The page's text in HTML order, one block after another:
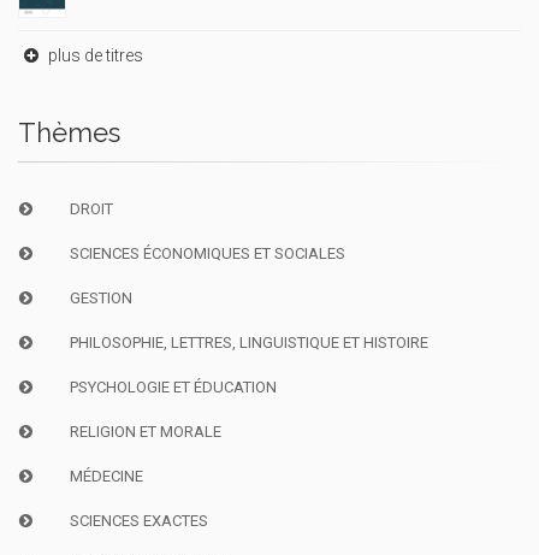
plus de titres
Thèmes
DROIT
SCIENCES ÉCONOMIQUES ET SOCIALES
GESTION
PHILOSOPHIE, LETTRES, LINGUISTIQUE ET HISTOIRE
PSYCHOLOGIE ET ÉDUCATION
RELIGION ET MORALE
MÉDECINE
SCIENCES EXACTES